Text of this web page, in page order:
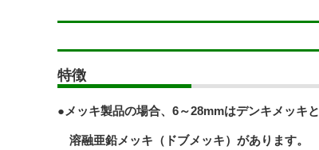
特徴
●メッキ製品の場合、6～28mmはデンキメッキと
溶融亜鉛メッキ（ドブメッキ）があります。